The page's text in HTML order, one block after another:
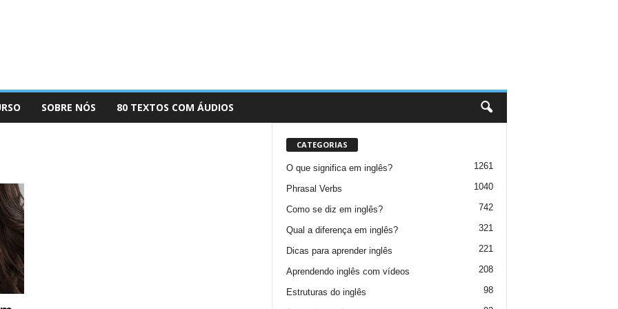
SOBRE NÓS 80 TEXTOS COM ÁUDIOS
CATEGORIAS
O que significa em inglês? 1261
Phrasal Verbs 1040
Como se diz em inglês? 742
Qual a diferença em inglês? 321
Dicas para aprender inglês 221
Aprendendo inglês com vídeos 208
Estruturas do inglês 98